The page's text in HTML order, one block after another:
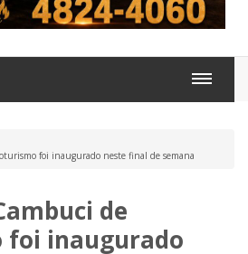
foi inaugurado neste final de semana
de
inaugurado